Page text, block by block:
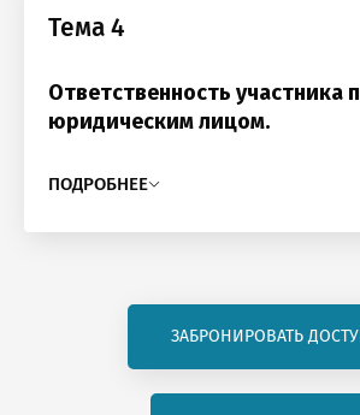
Тема 4
Ответственность участника
юридическим лицом.
ПОДРОБНЕЕ
ЗАБРОНИРОВАТЬ